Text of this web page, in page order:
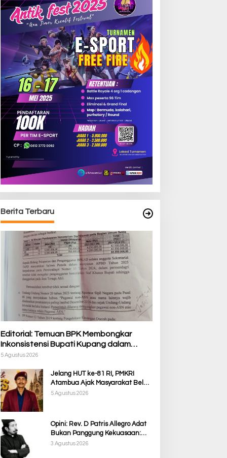
Berita Terbaru
Editorial: Temuan BPK Membongkar
Inkonsistensi Bupati Kupang dalam
Menjalankan Regulasi
5 Agustus 2026
Jelang HUT ke-81 RI, PMKRI
Atambua Ajak Masyarakat Belu
Jaga Kamtibmas dan Tolak
5 Agustus 2026
Opini: Rev. D Patris Allegro Adat
Bukan Panggung Kekuasaan:
Membela Martabat Timor dari
3 Agustus 2026